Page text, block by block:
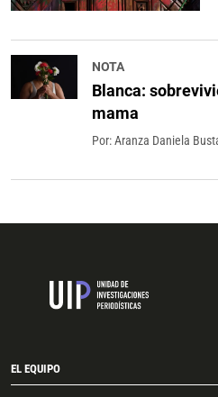
NOTA
Blanca:
mama
Por: Aranza Daniela
EL EQUIPO